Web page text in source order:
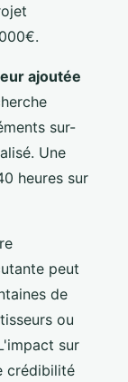
ajoutée
sur-
Une
heures sur
peut
de
ou
sur
crédibilité